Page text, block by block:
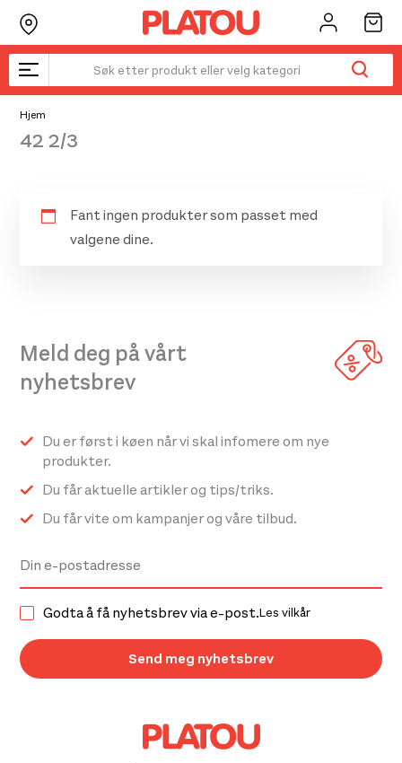
Hopp
rett
til
innholdet
Hjem
42 2/3
Fant ingen produkter som passet med
valgene dine.
Meld deg på vårt
nyhetsbrev
Du er først i køen når vi skal infomere om nye
produkter.
Du får aktuelle artikler og tips/triks.
Du får vite om kampanjer og våre tilbud.
Godta å få nyhetsbrev via e-post.Les vilkår